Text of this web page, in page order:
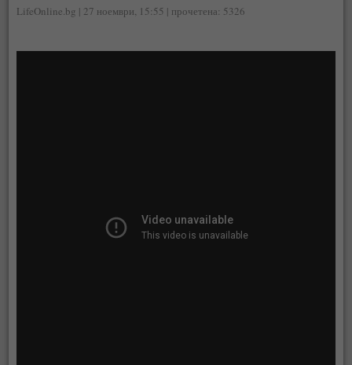
LifeOnline.bg | 27 ноември, 15:55 | прочетена: 5326